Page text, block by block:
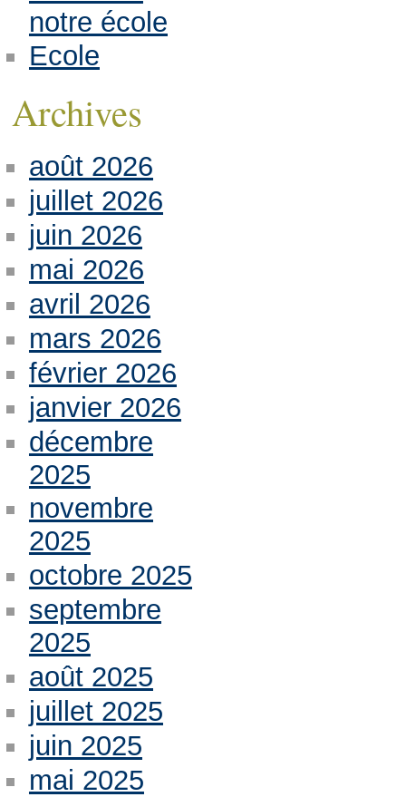
notre école
Ecole
Archives
août 2026
juillet 2026
juin 2026
mai 2026
avril 2026
mars 2026
février 2026
janvier 2026
décembre
2025
novembre
2025
octobre 2025
septembre
2025
août 2025
juillet 2025
juin 2025
mai 2025